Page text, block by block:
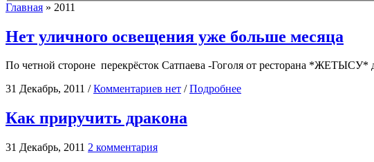
Главная » 2011
Нет уличного освещения уже больше месяца
По четной стороне перекрёсток Сатпаева -Гоголя от ресторана *ЖЕТЫСУ*
31 Декабрь, 2011 /Комментариев нет /Подробнее
Как приручить дракона
31 Декабрь, 2011 2 комментария